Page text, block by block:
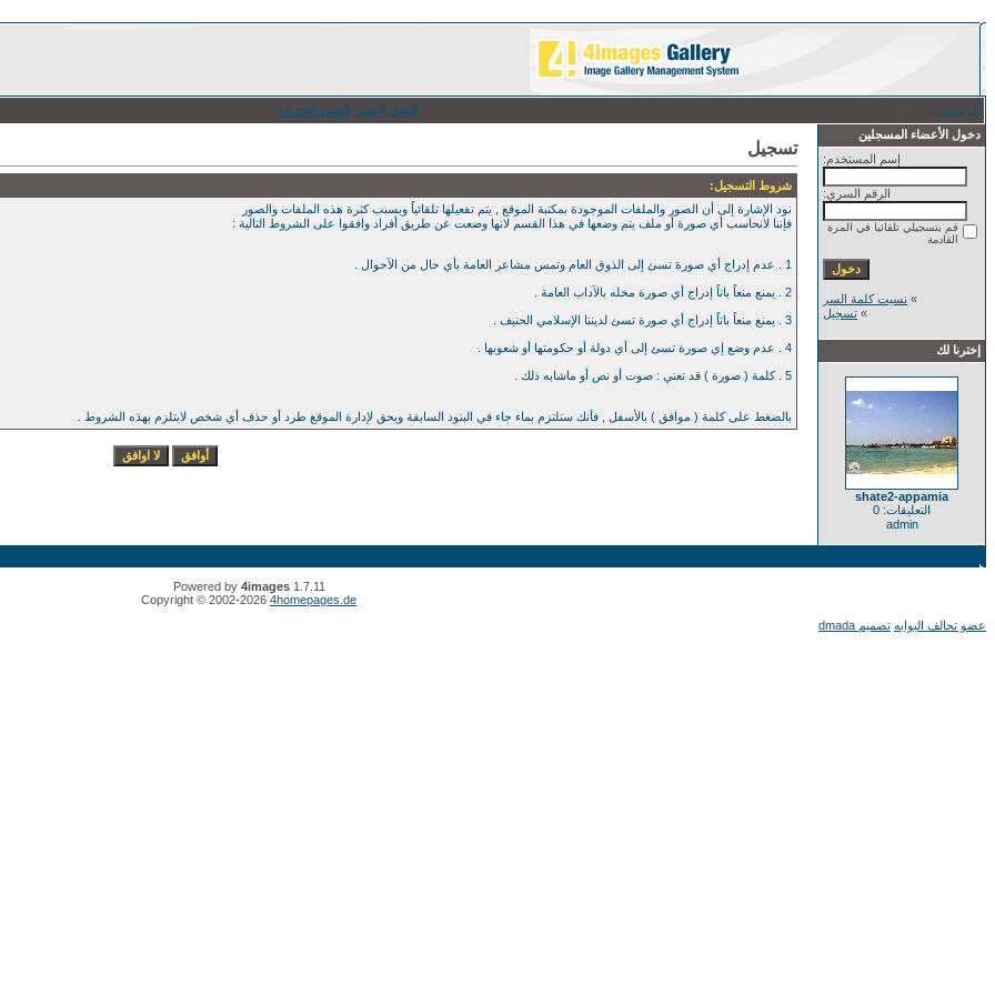
الرئيسية أفضل الصور
الصور الجديدة
دخول الأعضاء المسجلين
إسم المستخدم:
الرقم السري:
قم بتسجيلي تلقائيا في المرة
القادمة
» نسيت كلمة السر
» تسجيل
إخترنا لك
shate2-appamia
التعليقات: 0
admin
تسجيل
شروط التسجيل:
نود الإشارة إلى أن الصور والملفات الموجودة بمكتبة الموقع , يتم تفعيلها تلقائياً وبسبب كثرة هذه الملفات والصور
فإننا لانحاسب أي صورة أو ملف يتم وضعها في هذا القسم لانها وضعت عن طريق أفراد وافقوا على الشروط التالية :
1 . عدم إدراج أي صورة تسئ إلى الذوق العام وتمس مشاعر العامة بأي حال من الآحوال .
2 . يمنع منعاً باتاً إدراج أي صورة مخله بالآداب العامة .
3 . يمنع منعاً باتاً إدراج أي صورة تسئ لديننا الإسلامي الحنيف .
4 . عدم وضع إي صورة تسئ إلى أي دولة أو حكومتها أو شعوبها .
5 . كلمة ( صورة ) قد تعني : صوت أو نص أو ماشابه ذلك .
بالضغط على كلمة ( موافق ) بالأسفل , فأنك ستلتزم بماء جاء في البنود السابقة ويحق لإدارة الموقع طرد أو حذف أي شخص لايتلزم بهذه الشروط .
Powered by 4images1.7.11
Copyright © 2002-2026 4homepages.de
عضو تحالف البوابه تصميم dmada